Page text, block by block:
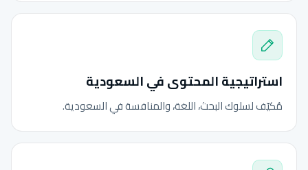
استراتيجية المحتوى في السعودية
مُكيّف لسلوك البحث، اللغة، والمنافسة في السعودية.